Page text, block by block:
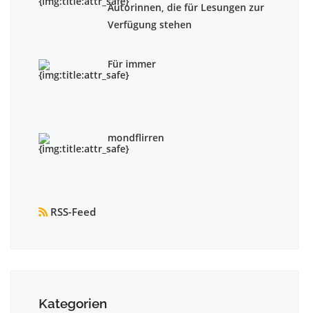
Autorinnen, die für Lesungen zur
Verfügung stehen
Für immer
mondflirren
RSS-Feed
Kategorien